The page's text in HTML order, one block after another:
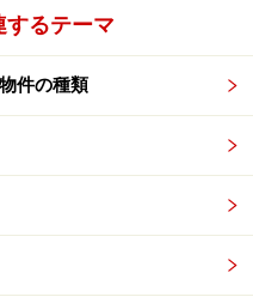
するテーマ
件の種類